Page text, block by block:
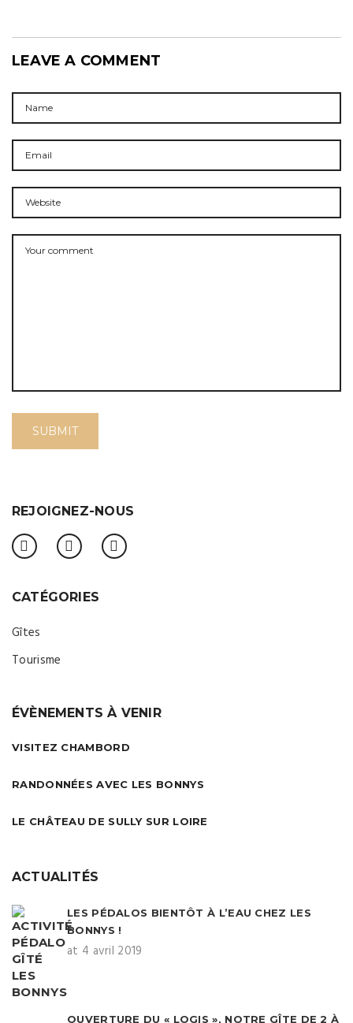
LEAVE A COMMENT
REJOIGNEZ-NOUS
CATÉGORIES
Gîtes
Tourisme
ÉVÈNEMENTS À VENIR
VISITEZ CHAMBORD
RANDONNÉES AVEC LES BONNYS
LE CHÂTEAU DE SULLY SUR LOIRE
ACTUALITÉS
LES PÉDALOS BIENTÔT À L’EAU CHEZ LES
BONNYS !
at 4 avril 2019
OUVERTURE DU « LOGIS », NOTRE GÎTE DE 2 À